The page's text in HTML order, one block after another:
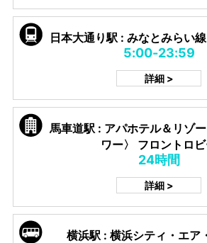
日本大通り駅 : みなとみらい
5:00-23:59
詳細 >
馬車道駅 : アパホテル＆リゾ
ワー〉 フロントロ
24時間
詳細 >
横浜駅 : 横浜シティ・エア